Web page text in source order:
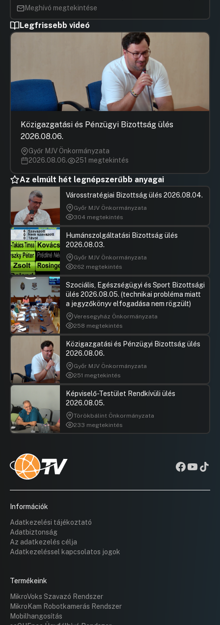
Meghívó megtekintése
Legfrissebb videó
Közigazgatási és Pénzügyi Bizottság ülés
2026.08.06.
Győr MJV Önkormányzata
2026.08.06.
251 megtekintés
Az elmúlt hét legnépszerűbb anyagai
Városstratégiai Bizottság ülés 2026.08.04.
Győr MJV Önkormányzata
304 megtekintés
Humánszolgáltatási Bizottság ülés
2026.08.03.
Győr MJV Önkormányzata
262 megtekintés
Szociális, Egészségügyi és Sport Bizottsági
ülés 2026.08.05. (technikai probléma miatt
a jegyzőkönyv elfogadása nem rögzült)
Veresegyház Önkormányzata
258 megtekintés
Közigazgatási és Pénzügyi Bizottság ülés
2026.08.06.
Győr MJV Önkormányzata
251 megtekintés
Képviselő-Testület Rendkívüli ülés
2026.08.05.
Törökbálint Önkormányzata
233 megtekintés
Információk
Adatkezelési tájékoztató
Adatbiztonság
Az adatkezelés célja
Adatkezeléssel kapcsolatos jogok
Termékeink
MikroVoks Szavazó Rendszer
MikroKam Robotkamerás Rendszer
Mobilhangosítás